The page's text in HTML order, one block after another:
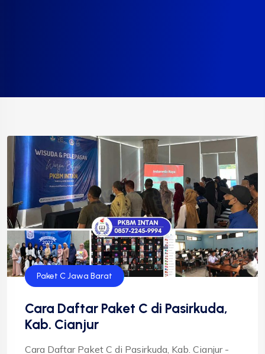
Paket C Jawa Barat
Cara Daftar Paket C di Pasirkuda,
Kab. Cianjur
Cara Daftar Paket C di Pasirkuda, Kab. Cianjur -